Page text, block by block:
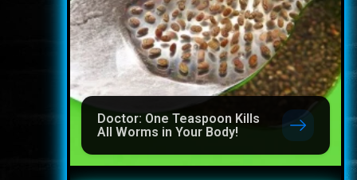
Doctor: One Teaspoon Kills
All Worms in Your Body!